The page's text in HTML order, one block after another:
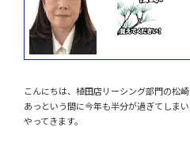
こんにちは、植田店リーシング部門の松崎
あっという間に今年も半分が過ぎてしま
やってきます。